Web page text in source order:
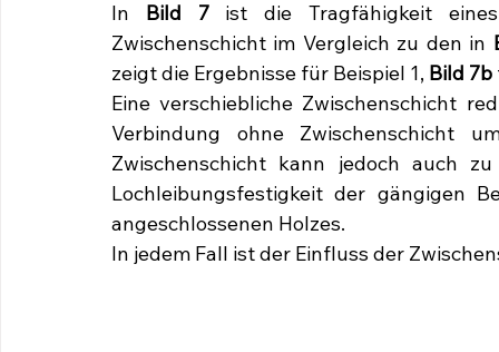
In Bild 7 ist die Tragfähigkeit
Zwischenschicht im Vergleich zu den in
zeigt die Ergebnisse für Beispiel 1, Bild 7b
Eine verschiebliche Zwischenschicht
Verbindung ohne Zwischenschicht
Zwischenschicht kann jedoch auch
Lochleibungsfestigkeit der gängigen
angeschlossenen Holzes.
In jedem Fall ist der Einfluss der